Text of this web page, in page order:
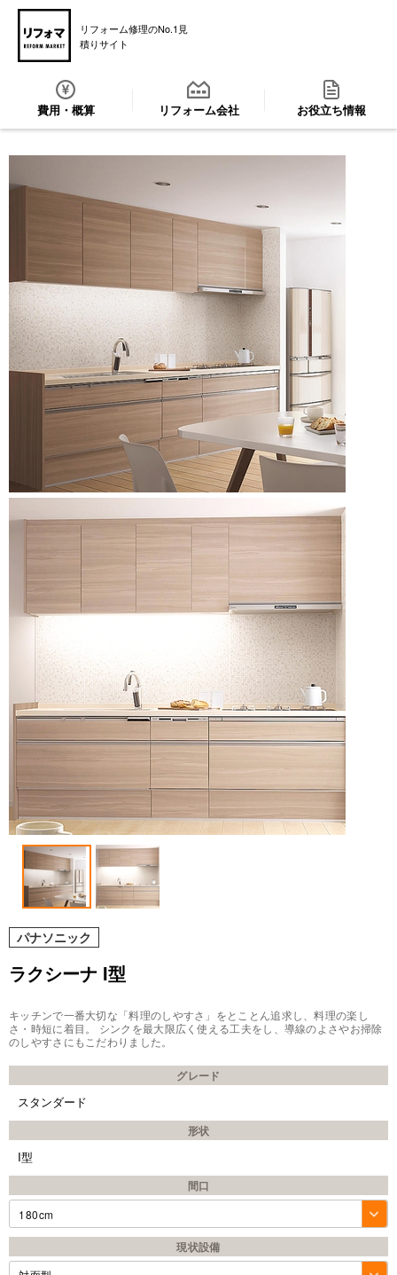
リフォーム修理のNo.1見
積りサイト
費用・概算 リフォーム会社 お役立ち情報
パナソニック
ラクシーナ I型
キッチンで一番大切な「料理のしやすさ」をとことん追求し、料理の楽し
さ・時短に着目。 シンクを最大限広く使える工夫をし、導線のよさやお掃除
のしやすさにもこだわりました。
グレード
スタンダード
形状
I型
間口
180cm
現状設備